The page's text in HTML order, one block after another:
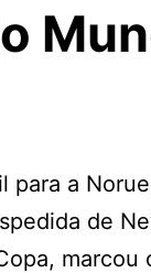
para a
de
marcou